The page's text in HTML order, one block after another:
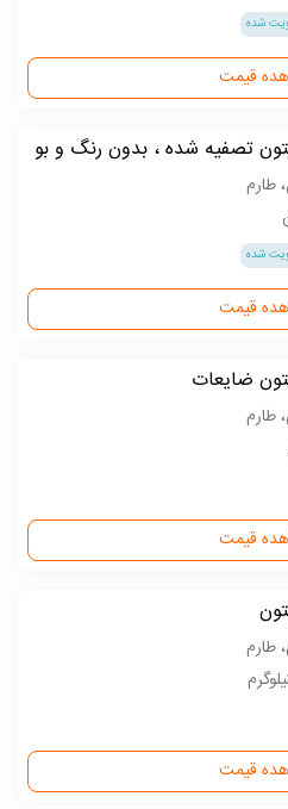
شده
قیمت
تصفیه شده ، بدون رنگ و بو
طارم
شده
قیمت
ضایعات
طارم
قیمت
طارم
قیمت